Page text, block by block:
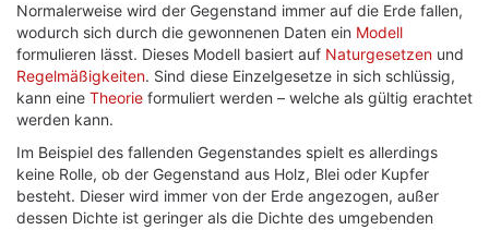
Normalerweise wird der Gegenstand immer auf die Erde fallen,
wodurch sich durch die gewonnenen Daten ein Modell
formulieren lässt. Dieses Modell basiert auf Naturgesetzen und
Regelmäßigkeiten. Sind diese Einzelgesetze in sich schlüssig,
kann eine Theorie formuliert werden – welche als gültig erachtet
werden kann.
Im Beispiel des fallenden Gegenstandes spielt es allerdings
keine Rolle, ob der Gegenstand aus Holz, Blei oder Kupfer
besteht. Dieser wird immer von der Erde angezogen, außer
dessen Dichte ist geringer als die Dichte des umgebenden